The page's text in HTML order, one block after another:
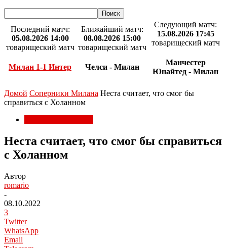
Последний матч:
05.08.2026 14:00
товарищеский матч
Милан 1-1 Интер
Ближайший матч:
08.08.2026 15:00
товарищеский матч
Челси - Милан
Следующий матч:
15.08.2026 17:45
товарищеский матч
Манчестер
Юнайтед - Милан
Домой Соперники Милана Неста считает, что смог бы
справиться с Холанном
Неста считает, что смог бы справиться
с Холанном
Автор
romario
-
08.10.2022
3
Twitter
WhatsApp
Email